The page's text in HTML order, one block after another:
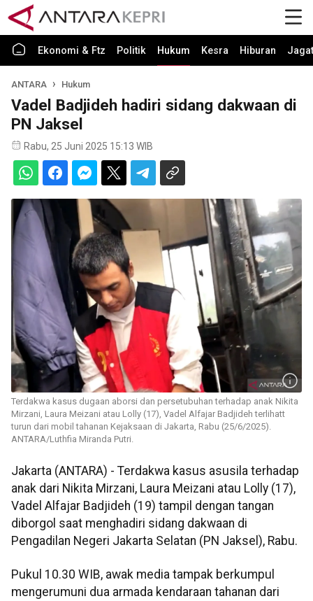
Ekonomi & Ftz Politik Hukum Kesra Hiburan Jagat
ANTARA Hukum
Vadel Badjideh hadiri sidang dakwaan di
PN Jaksel
Rabu, 25 Juni 2025 15:13 WIB
Terdakwa kasus dugaan aborsi dan persetubuhan terhadap anak Nikita
Mirzani, Laura Meizani atau Lolly (17), Vadel Alfajar Badjideh terlihatt
turun dari mobil tahanan Kejaksaan di Jakarta, Rabu (25/6/2025).
ANTARA/Luthfia Miranda Putri.
Jakarta (ANTARA) - Terdakwa kasus asusila terhadap
anak dari Nikita Mirzani, Laura Meizani atau Lolly (17),
Vadel Alfajar Badjideh (19) tampil dengan tangan
diborgol saat menghadiri sidang dakwaan di
Pengadilan Negeri Jakarta Selatan (PN Jaksel), Rabu.
Pukul 10.30 WIB, awak media tampak berkumpul
mengerumuni dua armada kendaraan tahanan dari